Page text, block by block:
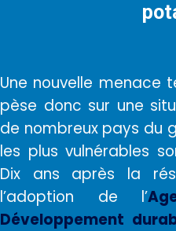
Une nouvelle menace
pèse donc sur une
de nombreux pays du
les plus vulnérables
Dix ans après la
l’adoption de l’
Développement